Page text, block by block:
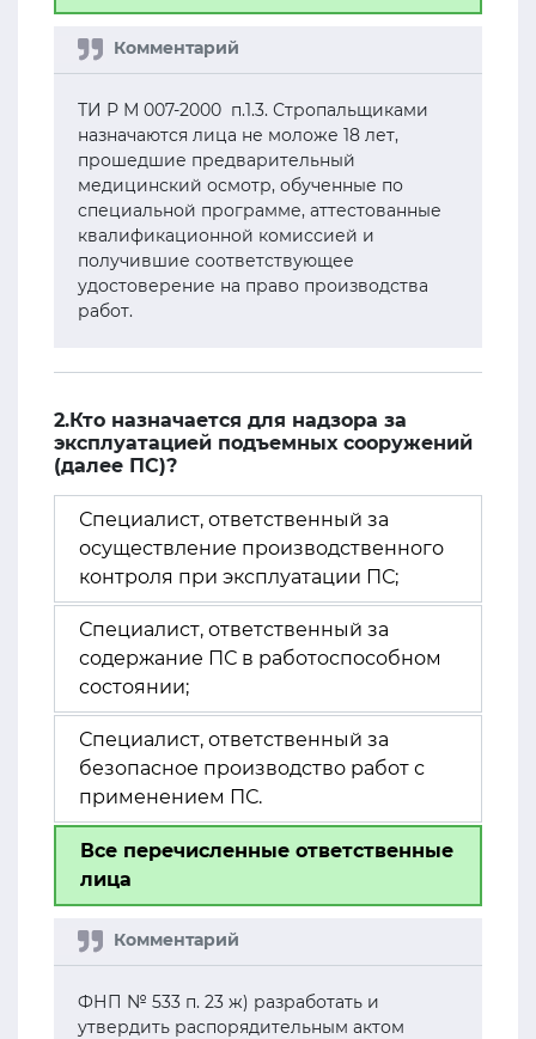
ТИ Р М 007-2000 п.1.3. Стропальщиками
назначаются лица не моложе 18 лет,
прошедшие предварительный
медицинский осмотр, обученные по
специальной программе, аттестованные
квалификационной комиссией и
получившие соответствующее
удостоверение на право производства
работ.
2.Кто назначается для надзора за
эксплуатацией подъемных сооружений
(далее ПС)?
Специалист, ответственный за
осуществление производственного
контроля при эксплуатации ПС;
Специалист, ответственный за
содержание ПС в работоспособном
состоянии;
Специалист, ответственный за
безопасное производство работ с
применением ПС.
Все перечисленные ответственные
лица
ФНП № 533 п. 23 ж) разработать и
утвердить распорядительным актом